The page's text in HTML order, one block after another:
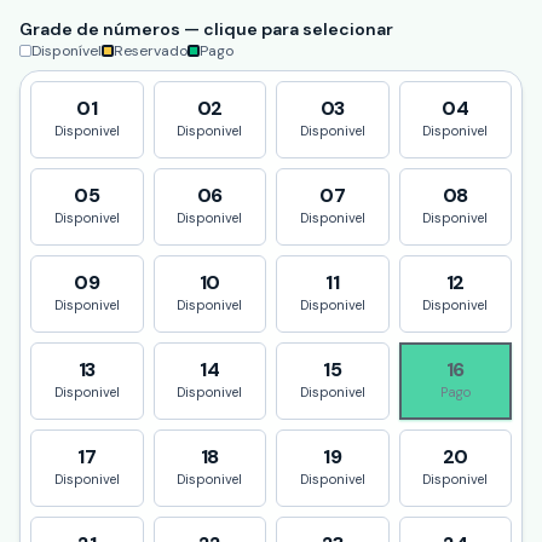
Grade de números — clique para selecionar
Disponível Reservado Pago
01
Disponivel
02
Disponivel
03
Disponivel
04
Disponivel
05
Disponivel
06
Disponivel
07
Disponivel
08
Disponivel
09
Disponivel
10
Disponivel
11
Disponivel
12
Disponivel
13
Disponivel
14
Disponivel
15
Disponivel
16
Pago
17
Disponivel
18
Disponivel
19
Disponivel
20
Disponivel